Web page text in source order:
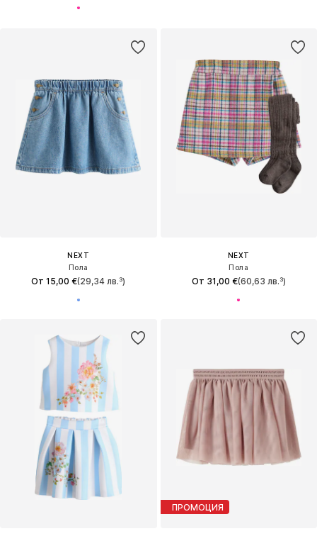
NEXT
Пола
От 15,00 €(29,34 лв.³)
NEXT
Пола
От 31,00 €(60,63 лв.³)
ПРОМОЦИЯ